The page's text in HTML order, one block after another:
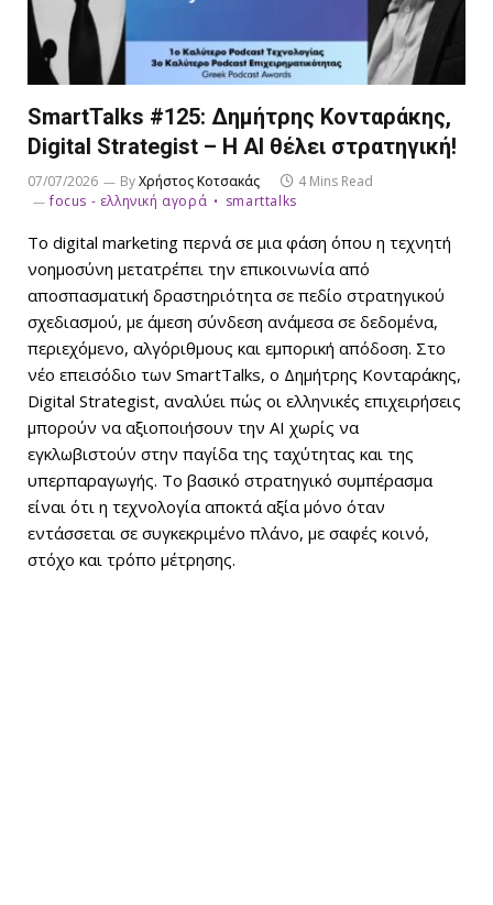
SmartTalks #125: Δημήτρης Κονταράκης,
Digital Strategist – Η AI θέλει στρατηγική!
07/07/2026 ByΧρήστος Κοτσακάς
4 Mins Read
focus - ελληνική αγορά
smarttalks
Το digital marketing περνά σε μια φάση όπου η τεχνητή
νοημοσύνη μετατρέπει την επικοινωνία από
αποσπασματική δραστηριότητα σε πεδίο στρατηγικού
σχεδιασμού, με άμεση σύνδεση ανάμεσα σε δεδομένα,
περιεχόμενο, αλγόριθμους και εμπορική απόδοση. Στο
νέο επεισόδιο των SmartTalks, ο Δημήτρης Κονταράκης,
Digital Strategist, αναλύει πώς οι ελληνικές επιχειρήσεις
μπορούν να αξιοποιήσουν την AI χωρίς να
εγκλωβιστούν στην παγίδα της ταχύτητας και της
υπερπαραγωγής. Το βασικό στρατηγικό συμπέρασμα
είναι ότι η τεχνολογία αποκτά αξία μόνο όταν
εντάσσεται σε συγκεκριμένο πλάνο, με σαφές κοινό,
στόχο και τρόπο μέτρησης.